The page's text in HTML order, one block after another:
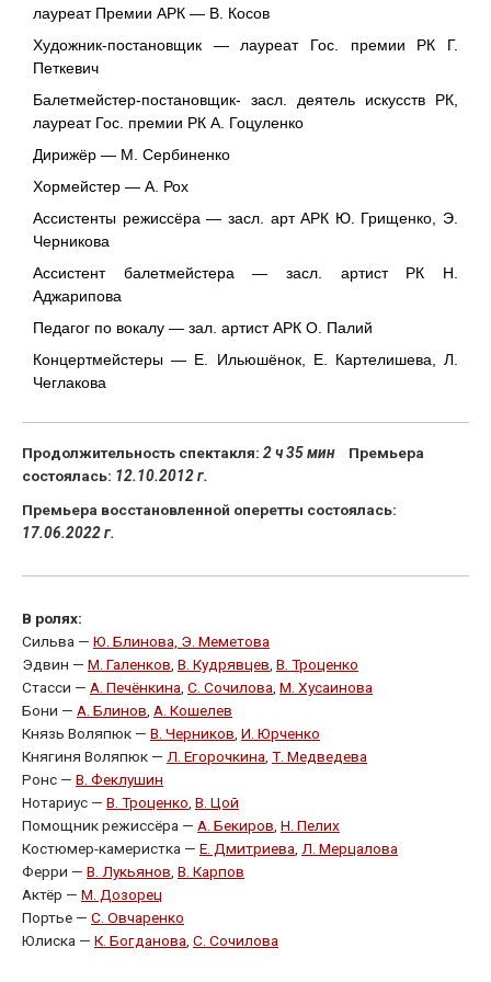
лауреат Премии АРК — В. Косов
Художник-постановщик — лауреат Гос. премии РК Г.
Петкевич
Балетмейстер-постановщик- засл. деятель искусств РК,
лауреат Гос. премии РК А. Гоцуленко
Дирижёр — М. Сербиненко
Хормейстер — А. Рох
Ассистенты режиссёра — засл. арт АРК Ю. Грищенко, Э.
Черникова
Ассистент балетмейстера — засл. артист РК Н.
Аджарипова
Педагог по вокалу — зал. артист АРК О. Палий
Концертмейстеры — Е. Ильюшёнок, Е. Картелишева, Л.
Чеглакова
Продолжительность спектакля: 2 ч 35 мин
Премьера
состоялась: 12.10.2012 г.
Премьера восстановленной оперетты состоялась:
17.06.2022 г.
В ролях:
Сильва — Ю. Блинова, Э. Меметова
Эдвин — М. Галенков В. Кудрявцев В. Троценко
Стасси — А. Печёнкина С. Сочилова М. Хусаинова
Бони — А. Блинов А. Кошелев
Князь Воляпюк — В. Черников И. Юрченко
Княгиня Воляпюк — Л. Егорочкина Т. Медведева
Ронс — В. Феклушин
Нотариус — В. Троценко В. Цой
Помощник режиссёра — А. Бекиров Н. Пелих
Костюмер-камеристка — Е. Дмитриева Л. Мерцалова
Ферри — В. Лукьянов В. Карпов
Актёр — М. Дозорец
Портье — С. Овчаренко
Юлиска — К. Богданова С. Сочилова